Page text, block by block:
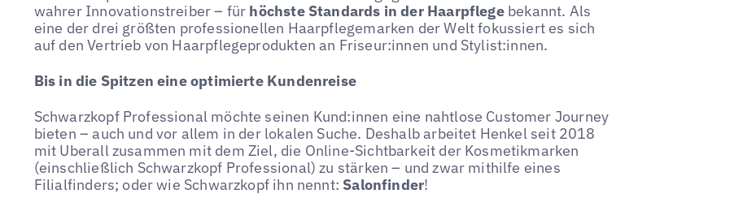
wahrer Innovationstreiber – für höchste Standards in der Haarpflegebekannt. Als
eine der drei größten professionellen Haarpflegemarken der Welt fokussiert es sich
auf den Vertrieb von Haarpflegeprodukten an Friseur:innen und Stylist:innen.
Bis in die Spitzen eine optimierte Kundenreise
Schwarzkopf Professional möchte seinen Kund:innen eine nahtlose Customer Journey
bieten – auch und vor allem in der lokalen Suche. Deshalb arbeitet Henkel seit 2018
mit Uberall zusammen mit dem Ziel, die Online-Sichtbarkeit der Kosmetikmarken
(einschließlich Schwarzkopf Professional) zu stärken – und zwar mithilfe eines
Filialfinders; oder wie Schwarzkopf ihn nennt: Salonfinder!